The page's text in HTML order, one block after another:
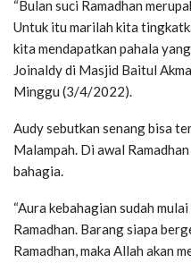
“Bulan suci Ramadhan
Untuk itu marilah kita
kita mendapatkan pahala
Joinaldy di Masjid Baitul
Minggu (3/4/2022).
Audy sebutkan senang bisa
Malampah. Di awal
bahagia.
“Aura kebahagian sudah
Ramadhan. Barang siapa
Ramadhan, maka Allah akan